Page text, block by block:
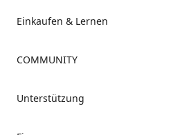
Einkaufen & Lernen
Händler finden
COMMUNITY
Unterstützung